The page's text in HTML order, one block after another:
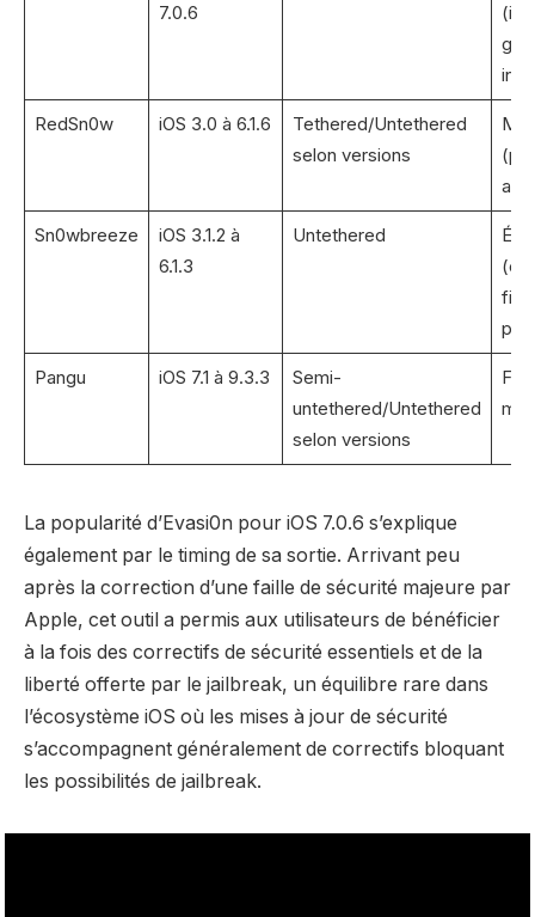
7.0.6
RedSn0w iOS 3.0 à 6.1.6
Tethered/Untethered
selon versions
Sn0wbreeze
iOS 3.1.2 à
6.1.3
Untethered
Pangu iOS 7.1 à 9.3.3
Semi-
untethered/Untethered
selon versions
La popularité d’Evasi0n pour iOS 7.0.6 s’explique
également par le timing de sa sortie. Arrivant peu
après la correction d’une faille de sécurité majeure par
Apple, cet outil a permis aux utilisateurs de bénéficier
à la fois des correctifs de sécurité essentiels et de la
liberté offerte par le jailbreak, un équilibre rare dans
l’écosystème iOS où les mises à jour de sécurité
s’accompagnent généralement de correctifs bloquant
les possibilités de jailbreak.